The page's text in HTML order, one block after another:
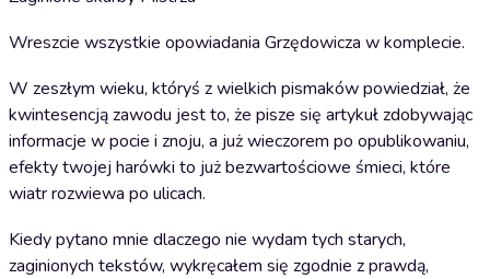
Wreszcie wszystkie opowiadania Grzędowicza w komplecie.
W zeszłym wieku, któryś z wielkich pismaków powiedział, że
kwintesencją zawodu jest to, że pisze się artykuł zdobywając
informacje w pocie i znoju, a już wieczorem po opublikowaniu,
efekty twojej harówki to już bezwartościowe śmieci, które
wiatr rozwiewa po ulicach.
Kiedy pytano mnie dlaczego nie wydam tych starych,
zaginionych tekstów, wykręcałem się zgodnie z prawdą,